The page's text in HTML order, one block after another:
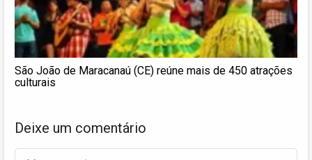
São João de Maracanaú (CE) reúne mais de 450 atrações
culturais
Deixe um comentário